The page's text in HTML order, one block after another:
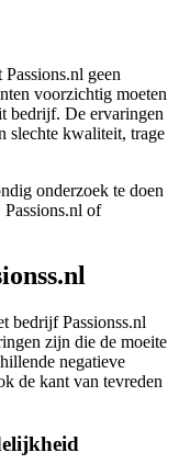
geen
voorzichtig moeten
bedrijf. De ervaringen
slechte kwaliteit, trage
onderzoek te doen
of
bedrijf Passionss.nl
zijn die de moeite
negatieve
de kant van tevreden